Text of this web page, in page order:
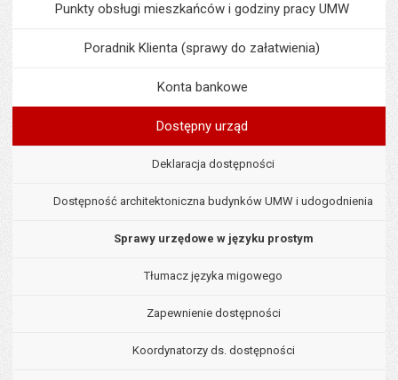
Punkty obsługi mieszkańców i godziny pracy UMW
Poradnik Klienta (sprawy do załatwienia)
Konta bankowe
Dostępny urząd
Deklaracja dostępności
Dostępność architektoniczna budynków UMW i udogodnienia
Sprawy urzędowe w języku prostym
Tłumacz języka migowego
Zapewnienie dostępności
Koordynatorzy ds. dostępności